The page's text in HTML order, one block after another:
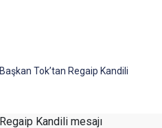
Başkan Tok’tan Regaip Kandili